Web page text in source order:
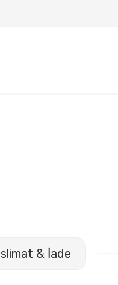
& İade